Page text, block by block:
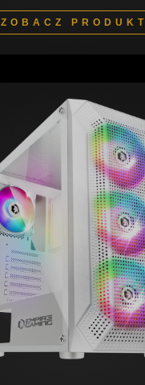
ZOBACZ PRODUKT